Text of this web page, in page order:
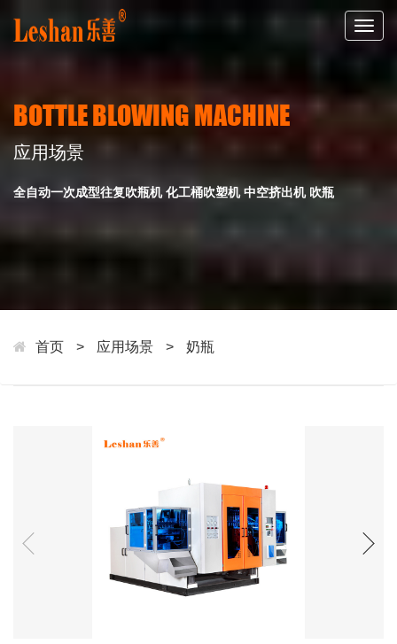
BOTTLE BLOWING MACHINE
应用场景
全自动一次成型往复吹瓶机 化工桶吹塑机 中空挤出机 吹瓶
首页 > 应用场景 > 奶瓶